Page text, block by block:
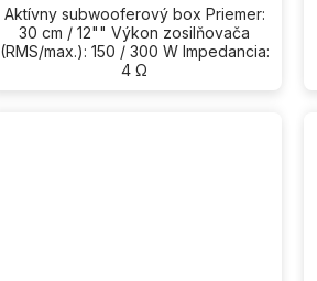
Aktívny subwooferový box Priemer:
30 cm / 12"" Výkon zosilňovača
(RMS/max.): 150 / 300 W Impedancia:
4 Ω